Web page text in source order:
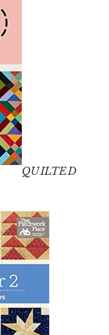
QUILTED